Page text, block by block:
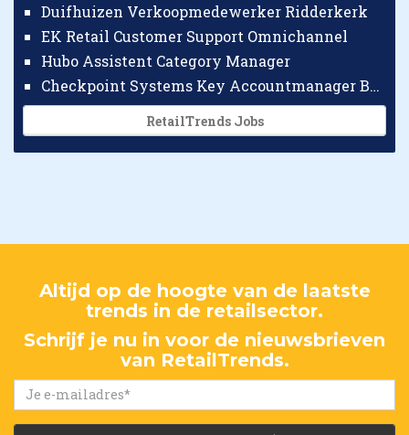
Duifhuizen Verkoopmedewerker Ridderkerk
EK Retail Customer Support Omnichannel
Hubo Assistent Category Manager
Checkpoint Systems Key Accountmanager Benelux
RetailTrends Jobs
Altijd op de hoogte van de laatste
trends in de retailsector.
Schrijf je nu in voor de nieuwsbrieven
van RetailTrends.